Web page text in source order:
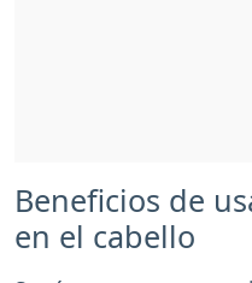
Beneficios de
en el cabello